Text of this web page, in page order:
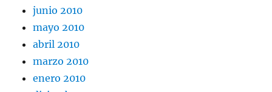
junio 2010
mayo 2010
abril 2010
marzo 2010
enero 2010